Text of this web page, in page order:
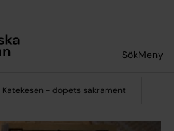
SökMeny
Katekesen - dopets sakrament